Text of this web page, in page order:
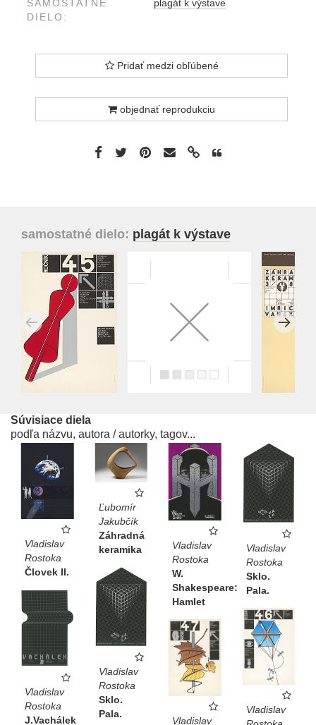
SAMOSTATNÉ
DIELO:
plagát k výstave
Pridať medzi obľúbené
objednať reprodukciu
samostatné dielo: plagát k výstave
Súvisiace diela
podľa názvu, autora / autorky, tagov...
Vladislav
Rostoka
Človek II.
Ľubomír
Jakubčík
Záhradná
keramika
Vladislav
Rostoka
W.
Shakespeare:
Hamlet
Vladislav
Rostoka
Sklo.
Pala.
Vladislav
Rostoka
Sklo.
Pala.
Vladislav
Rostoka
J.Vachálek
Vladislav
Vladislav